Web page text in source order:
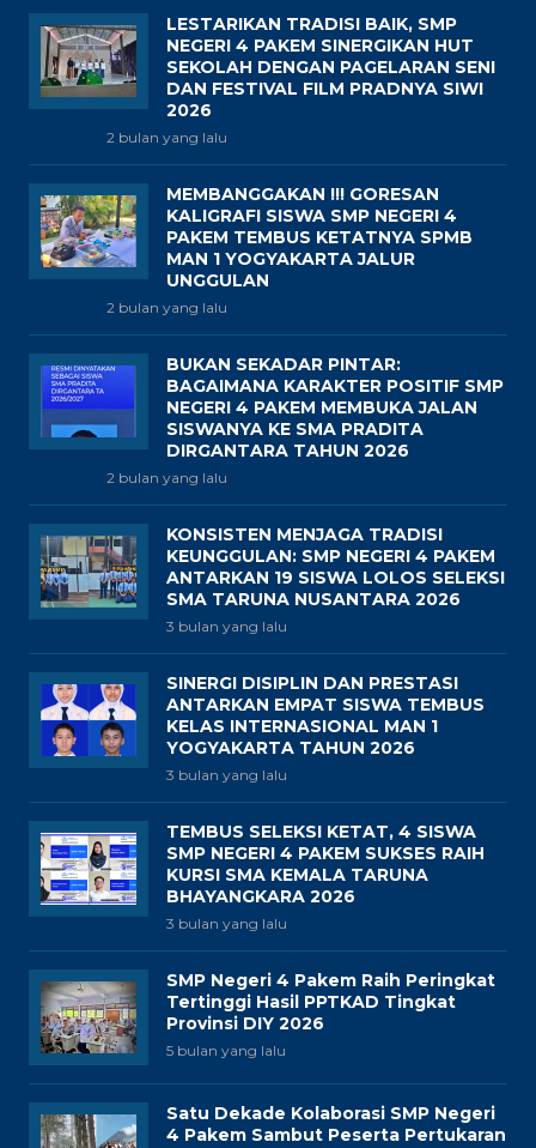
LESTARIKAN TRADISI BAIK, SMP
NEGERI 4 PAKEM SINERGIKAN HUT
SEKOLAH DENGAN PAGELARAN SENI
DAN FESTIVAL FILM PRADNYA SIWI
2026
2 bulan yang lalu
MEMBANGGAKAN !!! GORESAN
KALIGRAFI SISWA SMP NEGERI 4
PAKEM TEMBUS KETATNYA SPMB
MAN 1 YOGYAKARTA JALUR
UNGGULAN
2 bulan yang lalu
BUKAN SEKADAR PINTAR:
BAGAIMANA KARAKTER POSITIF SMP
NEGERI 4 PAKEM MEMBUKA JALAN
SISWANYA KE SMA PRADITA
DIRGANTARA TAHUN 2026
2 bulan yang lalu
KONSISTEN MENJAGA TRADISI
KEUNGGULAN: SMP NEGERI 4 PAKEM
ANTARKAN 19 SISWA LOLOS SELEKSI
SMA TARUNA NUSANTARA 2026
3 bulan yang lalu
SINERGI DISIPLIN DAN PRESTASI
ANTARKAN EMPAT SISWA TEMBUS
KELAS INTERNASIONAL MAN 1
YOGYAKARTA TAHUN 2026
3 bulan yang lalu
TEMBUS SELEKSI KETAT, 4 SISWA
SMP NEGERI 4 PAKEM SUKSES RAIH
KURSI SMA KEMALA TARUNA
BHAYANGKARA 2026
3 bulan yang lalu
SMP Negeri 4 Pakem Raih Peringkat
Tertinggi Hasil PPTKAD Tingkat
Provinsi DIY 2026
5 bulan yang lalu
Satu Dekade Kolaborasi SMP Negeri
4 Pakem Sambut Peserta Pertukaran